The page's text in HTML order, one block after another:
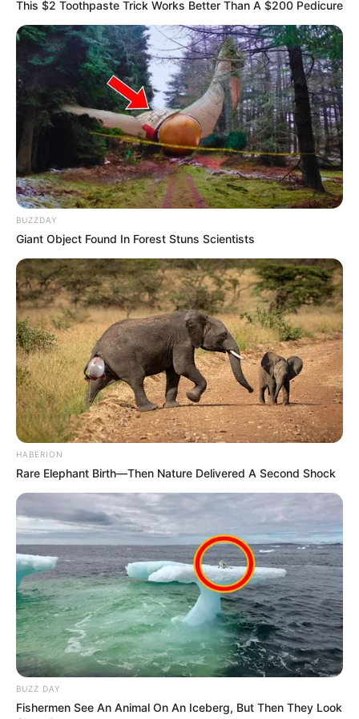
Los comerciantes explican que estas variaciones pueden
darse por cambios en la demanda o porajustes en la
cantidad de alimentos que llega desde las regiones
productoras.
El comportamiento de los precios seguirá dependiendo
de factores como el clima,el abastecimiento y el
movimiento comercial de los próximos días, por lo que la
recomendación es comparar precios y aprovechar los
productos que estén más económicos para rendir mejor el
presupuesto familiar.
Alimentos que más bajaron y
subieron en Corabastos.
Crédito: Cortesía:
Prensa Corabastos
COMPARTIR
ALERTA BOGOTÁ EN GOOGLE NEWS
TEMAS RELACIONADOS
CORABASTOS ALIMENTOS
PRECIO DE ALIMENTOS
PRECIO DE LOS ALIMENTOS
CENTROABASTOS ALIMENTOS
CANASTA FAMILIAR
PRECIOS ALTOS EN LA CANASTA FAMILIAR
MERCADO
PLAZA DE MERCADO
This $2 Toothpaste Trick Works Better Than A $200 Pedicure
BUZZDAY
Giant Object Found In Forest Stuns Scientists
HABERION
Rare Elephant Birth—Then Nature Delivered A Second Shock
BUZZ DAY
Fishermen See An Animal On An Iceberg, But Then They Look